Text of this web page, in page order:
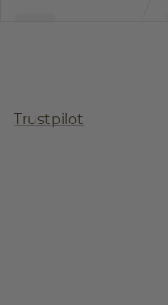
Trustpilot